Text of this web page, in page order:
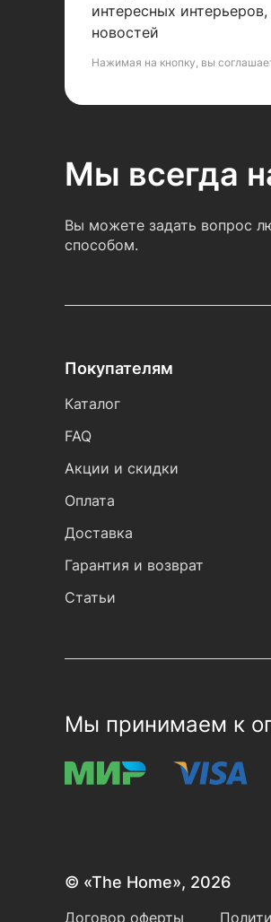
интересных
новостей
Нажимая на кнопку, вы
Мы всегда
Вы можете задать вопрос
способом.
Покупателям
Каталог
FAQ
Акции и скидки
Оплата
Доставка
Гарантия и возврат
Статьи
Мы принимаем к
© «The Home», 2026
Договор оферты